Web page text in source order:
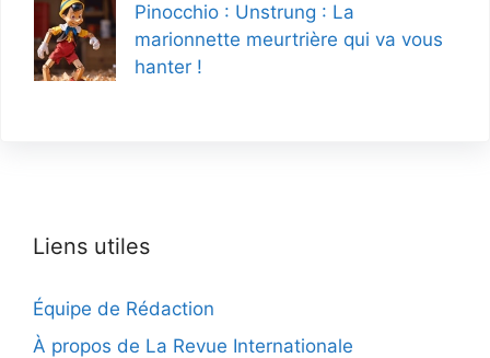
Pinocchio : Unstrung : La
marionnette meurtrière qui va vous
hanter !
Liens utiles
Équipe de Rédaction
À propos de La Revue Internationale